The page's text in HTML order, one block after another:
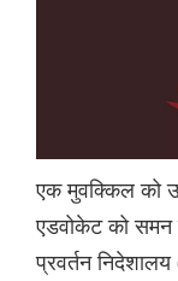
एक मुवक्किल को
एडवोकेट को समन
प्रवर्तन